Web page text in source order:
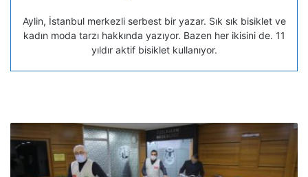
Aylin, İstanbul merkezli serbest bir yazar. Sık sık bisiklet ve
kadın moda tarzı hakkında yazıyor. Bazen her ikisini de. 11
yıldır aktif bisiklet kullanıyor.